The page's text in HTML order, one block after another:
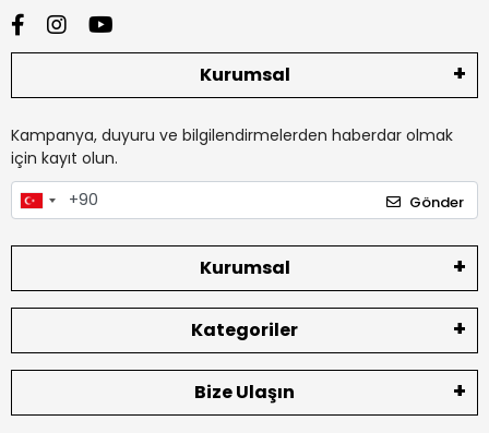
Kurumsal
Kampanya, duyuru ve bilgilendirmelerden haberdar olmak
için kayıt olun.
Gönder
Kurumsal
Kategoriler
Bize Ulaşın